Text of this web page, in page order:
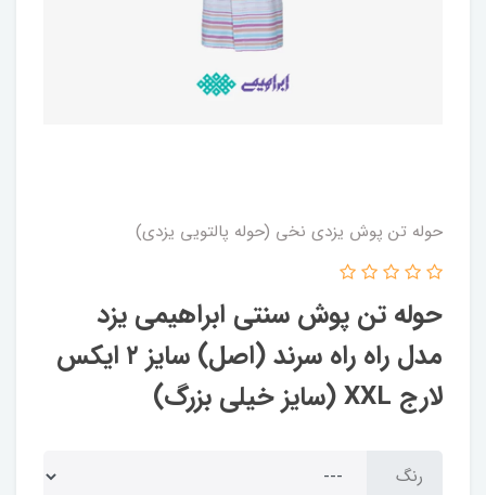
حوله تن پوش یزدی نخی (حوله پالتویی یزدی)
حوله تن پوش سنتی ابراهیمی یزد
مدل راه راه سرند (اصل) سایز ۲ ایکس
لارج XXL (سایز خیلی بزرگ)
رنگ